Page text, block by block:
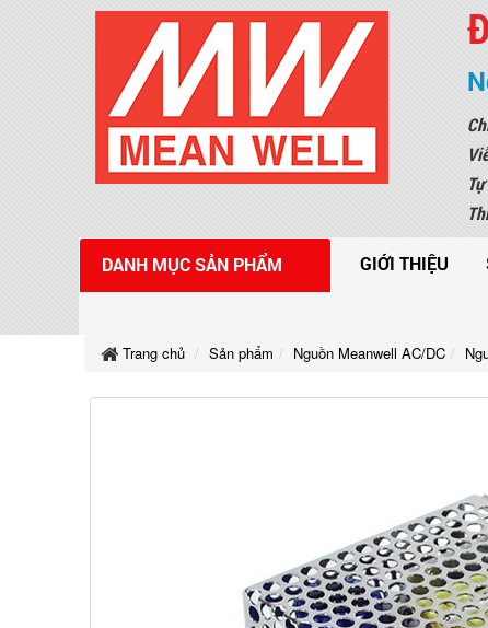
DANH MỤC SẢN PHẨM GIỚI THIỆU
Trang chủ Sản phẩm Nguồn Meanwell AC/DC